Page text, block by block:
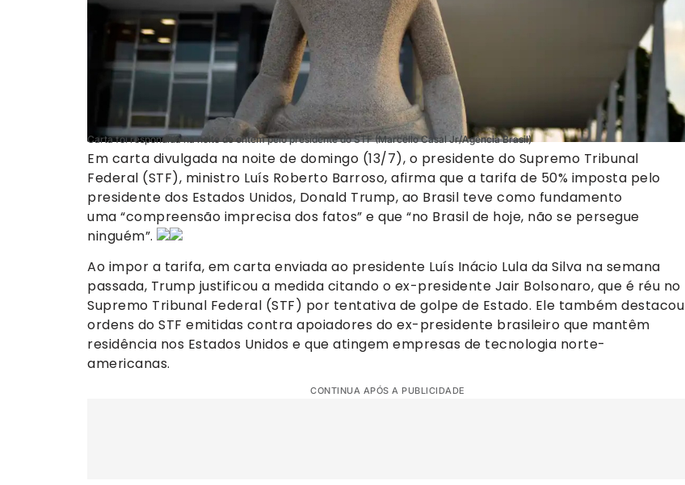
Carta foi respondida na noite de ontem pelo presidente do STF (Marcello Casal Jr/Agência Brasil)
Em carta divulgada na noite de domingo (13/7), o presidente do Supremo Tribunal
Federal (STF), ministro Luís Roberto Barroso, afirma que a tarifa de 50% imposta pelo
presidente dos Estados Unidos, Donald Trump, ao Brasil teve como fundamento
uma “compreensão imprecisa dos fatos” e que “no Brasil de hoje, não se persegue
ninguém”.
Ao impor a tarifa, em carta enviada ao presidente Luís Inácio Lula da Silva na semana
passada, Trump justificou a medida citando o ex-presidente Jair Bolsonaro, que é réu no
Supremo Tribunal Federal (STF) por tentativa de golpe de Estado. Ele também destacou
ordens do STF emitidas contra apoiadores do ex-presidente brasileiro que mantêm
residência nos Estados Unidos e que atingem empresas de tecnologia norte-
americanas.
CONTINUA APÓS A PUBLICIDADE